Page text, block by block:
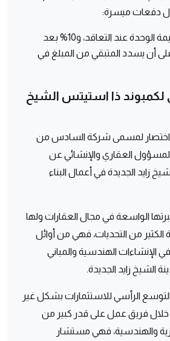
دفعات ميسرة:
سداد 5% من قيمة الوحدة عند التعاقد، و10% بعد
على أن يسدد المتبقي من المبلغ في
لكمبوند ذا استيتس الشيخ
لمسمى شركة السادس من
العقاري والإنشائي عن
زايد الجديدة في أعمال البناء
الواسعة في مجال العقارات ولها
الكثير من التحديات، فهي من أوائل
الإنشاءات الهندسية والمباني
الشيخ زايد الجديدة.
الرأسي للاستثمارات بشكل غير
فريق عمل على قدر كبير من
والهندسية، فهي مستشار